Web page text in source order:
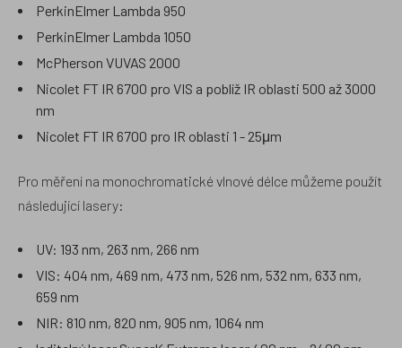
PerkinElmer Lambda 950
PerkinElmer Lambda 1050
McPherson VUVAS 2000
Nicolet FT IR 6700 pro VIS a poblíž IR oblasti 500 až 3000
nm
Nicolet FT IR 6700 pro IR oblasti 1 - 25μm
Pro měření na monochromatické vlnové délce můžeme použít
následující lasery:
UV: 193 nm, 263 nm, 266 nm
VIS: 404 nm, 469 nm, 473 nm, 526 nm, 532 nm, 633 nm,
659 nm
NIR: 810 nm, 820 nm, 905 nm, 1064 nm